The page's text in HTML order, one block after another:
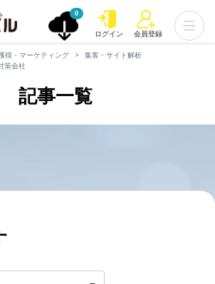
0
ログイン 会員登録
得・マーケティング
集客・サイト解析
策会社
記事一覧